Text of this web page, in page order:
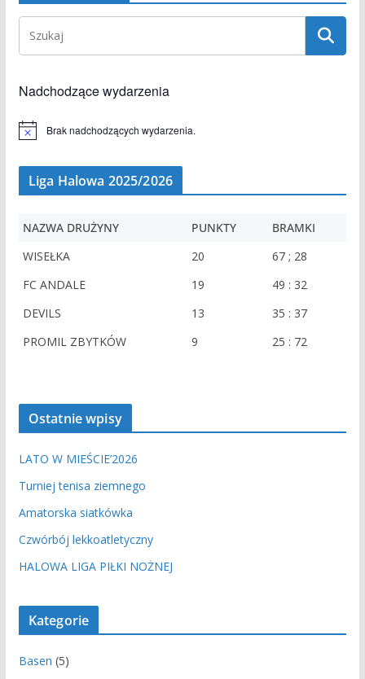
Nadchodzące wydarzenia
m
e
Brak nadchodzących wydarzenia.
Liga Halowa 2025/2026
NAZWA DRUŻYNY PUNKTY
BRAMKI
WISEŁKA
20
67 ; 28
FC ANDALE
19
49 : 32
DEVILS
13
35 : 37
PROMIL ZBYTKÓW
9 25 : 72
Ostatnie wpisy
LATO W MIEŚCIE’2026
Turniej tenisa ziemnego
Amatorska siatkówka
Czwórbój lekkoatletyczny
HALOWA LIGA PIŁKI NOŻNEJ
Kategorie
Basen (5)